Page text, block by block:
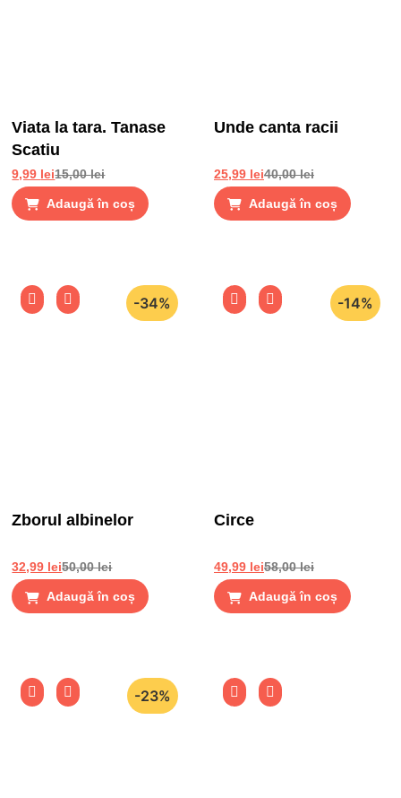
Viata la tara. Tanase
Scatiu
15,00lei
9,99 lei
Adaugă în coș
Unde canta racii
40,00lei
25,99 lei
Adaugă în coș
-34%
Zborul albinelor
50,00lei
32,99 lei
Adaugă în coș
-14%
Circe
58,00lei
49,99 lei
Adaugă în coș
-23%